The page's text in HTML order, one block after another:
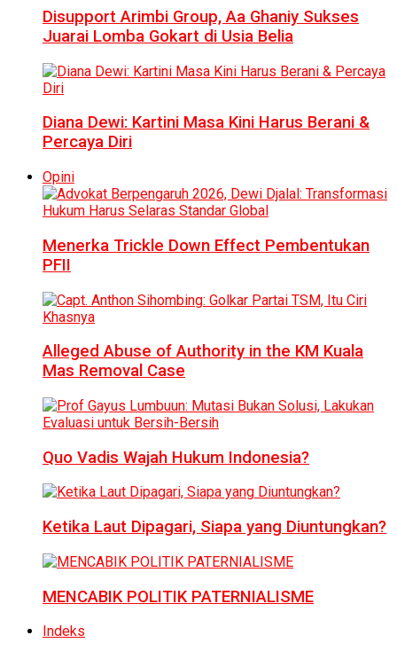
Disupport Arimbi Group, Aa Ghaniy Sukses
Juarai Lomba Gokart di Usia Belia
Diana Dewi: Kartini Masa Kini Harus Berani &
Percaya Diri
Opini
Menerka Trickle Down Effect Pembentukan
PFII
Alleged Abuse of Authority in the KM Kuala
Mas Removal Case
Quo Vadis Wajah Hukum Indonesia?
Ketika Laut Dipagari, Siapa yang Diuntungkan?
MENCABIK POLITIK PATERNIALISME
Indeks